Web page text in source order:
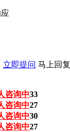
立即提问 马上回复
咨询中31
咨询中32
咨询中25
咨询中33